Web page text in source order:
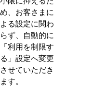
め、お客さまに
よる設定に関わ
らず、自動的に
「利用を制限す
る」設定へ変更
させていただき
ます。